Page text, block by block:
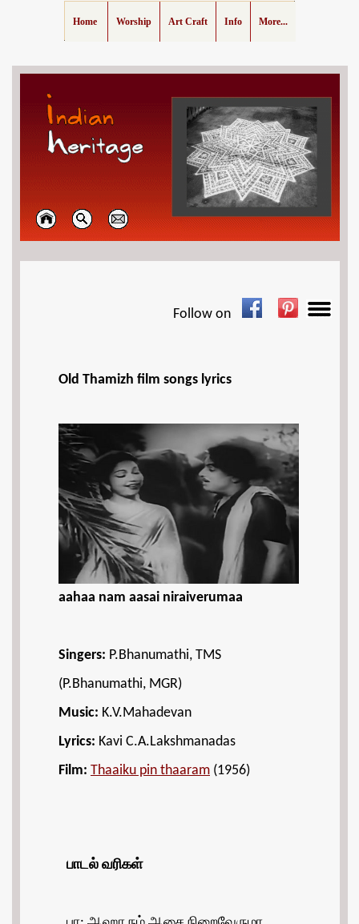
Home Worship Art Craft Info More...
Follow on
Old Thamizh film songs lyrics
aahaa nam aasai niraiverumaa
Singers: P.Bhanumathi, TMS
(P.Bhanumathi, MGR)
Music: K.V.Mahadevan
Lyrics: Kavi C.A.Lakshmanadas
Film: Thaaiku pin thaaram (1956)
பாடல் வரிகள்